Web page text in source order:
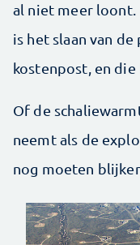
al niet meer loont.
is het slaan van
kostenpost, en
Of de
neemt als de
nog moeten